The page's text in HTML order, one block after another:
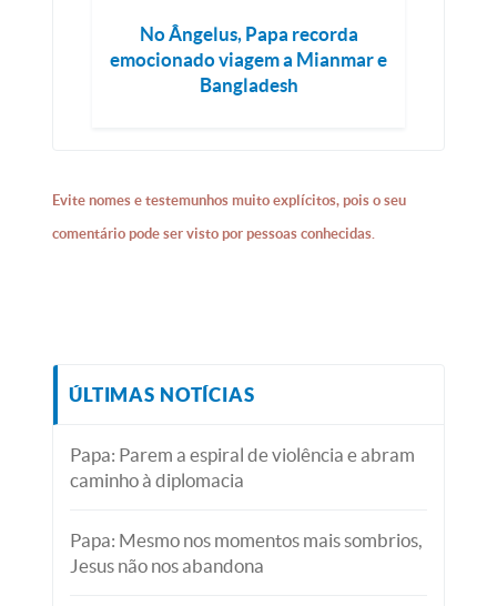
No Ângelus, Papa recorda
emocionado viagem a Mianmar e
Bangladesh
Evite nomes e testemunhos muito explícitos, pois o seu
comentário pode ser visto por pessoas conhecidas.
ÚLTIMAS NOTÍCIAS
Papa: Parem a espiral de violência e abram
caminho à diplomacia
Papa: Mesmo nos momentos mais sombrios,
Jesus não nos abandona